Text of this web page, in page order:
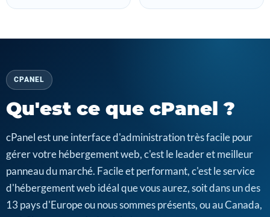
CPANEL
Qu'est ce que cPanel ?
cPanel est une interface d'administration très facile pour
gérer votre hébergement web, c'est le leader et meilleur
panneau du marché. Facile et performant, c'est le service
d'hébergement web idéal que vous aurez, soit dans un des
13 pays d'Europe ou nous sommes présents, ou au Canada,